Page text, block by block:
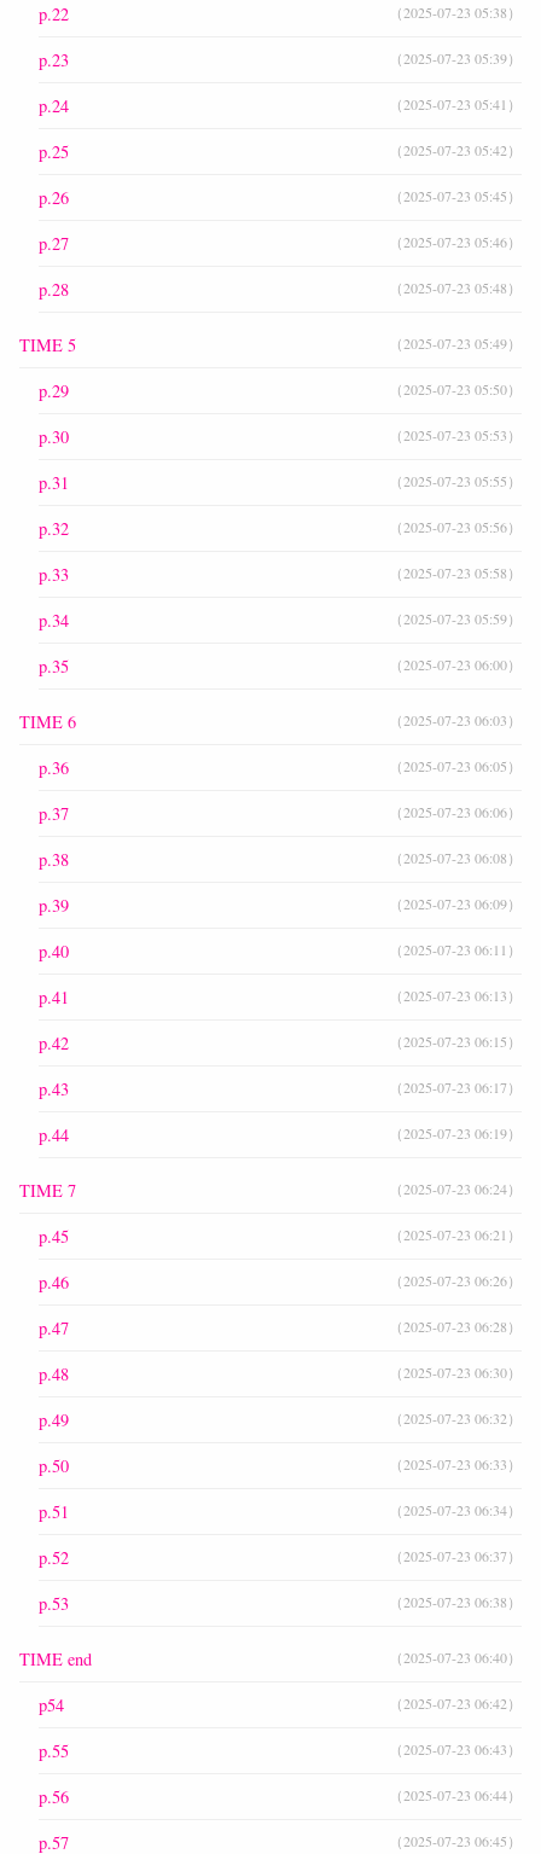
p.22 （2025-07-23 05:38）
p.23 （2025-07-23 05:39）
p.24 （2025-07-23 05:41）
p.25 （2025-07-23 05:42）
p.26 （2025-07-23 05:45）
p.27 （2025-07-23 05:46）
p.28 （2025-07-23 05:48）
TIME 5 （2025-07-23 05:49）
p.29 （2025-07-23 05:50）
p.30 （2025-07-23 05:53）
p.31 （2025-07-23 05:55）
p.32 （2025-07-23 05:56）
p.33 （2025-07-23 05:58）
p.34 （2025-07-23 05:59）
p.35 （2025-07-23 06:00）
TIME 6 （2025-07-23 06:03）
p.36 （2025-07-23 06:05）
p.37 （2025-07-23 06:06）
p.38 （2025-07-23 06:08）
p.39 （2025-07-23 06:09）
p.40 （2025-07-23 06:11）
p.41 （2025-07-23 06:13）
p.42 （2025-07-23 06:15）
p.43 （2025-07-23 06:17）
p.44 （2025-07-23 06:19）
TIME 7 （2025-07-23 06:24）
p.45 （2025-07-23 06:21）
p.46 （2025-07-23 06:26）
p.47 （2025-07-23 06:28）
p.48 （2025-07-23 06:30）
p.49 （2025-07-23 06:32）
p.50 （2025-07-23 06:33）
p.51 （2025-07-23 06:34）
p.52 （2025-07-23 06:37）
p.53 （2025-07-23 06:38）
TIME end （2025-07-23 06:40）
p54 （2025-07-23 06:42）
p.55 （2025-07-23 06:43）
p.56 （2025-07-23 06:44）
p.57 （2025-07-23 06:45）